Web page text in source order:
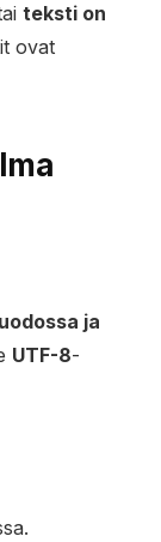
teksti on
ovat
ja
UTF-8-